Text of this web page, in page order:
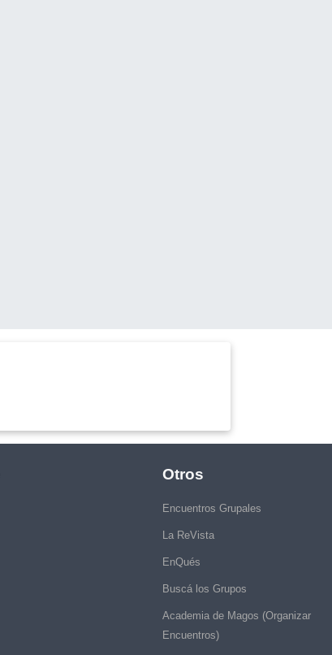
Otros
Encuentros Grupales
La ReVista
EnQués
Buscá los Grupos
Academia de Magos (Organizar
Encuentros)